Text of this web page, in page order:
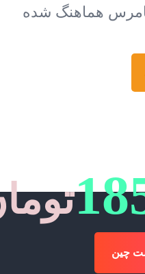
هماهنگ شده
چین